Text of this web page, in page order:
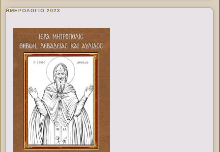
ΗΜΕΡΟΛΟΓΙΟ 2023